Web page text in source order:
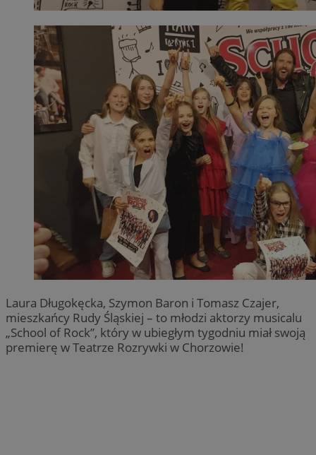
Laura Długokęcka, Szymon Baron i Tomasz Czajer,
mieszkańcy Rudy Śląskiej – to młodzi aktorzy musicalu
„School of Rock”, który w ubiegłym tygodniu miał swoją
premierę w Teatrze Rozrywki w Chorzowie!